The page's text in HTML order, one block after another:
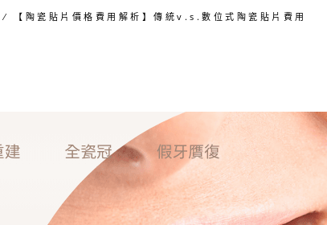
∕ 【陶瓷貼片價格費用解析】傳統v.s.數位式陶瓷貼片費用